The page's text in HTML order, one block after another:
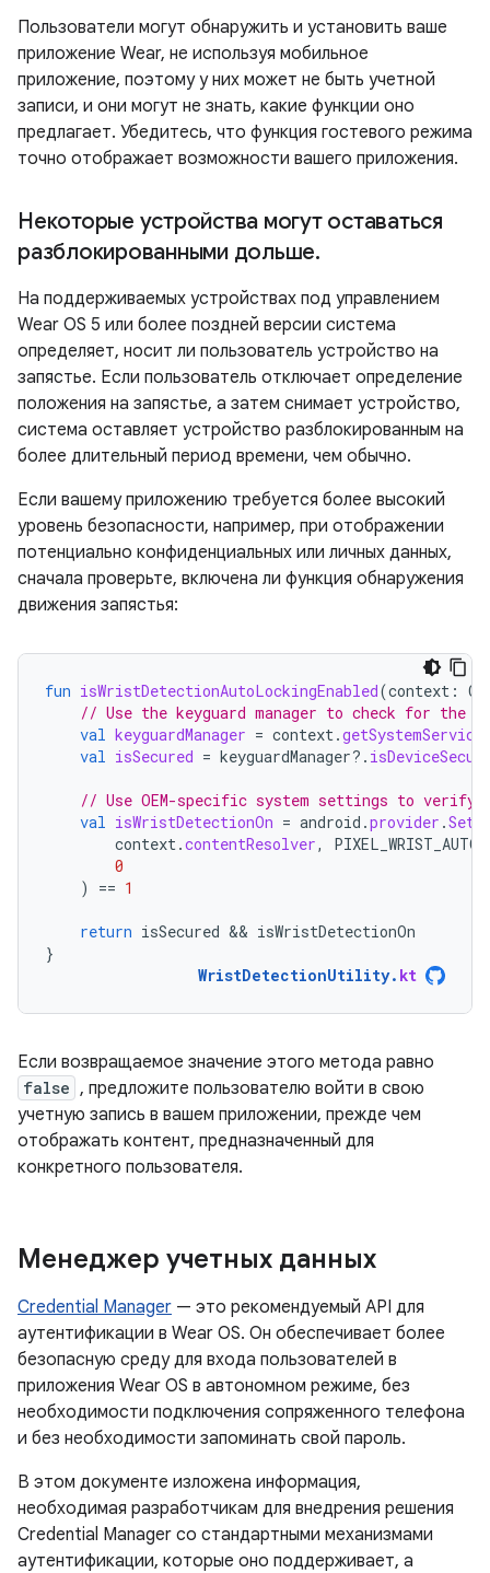
Пользователи могут обнаружить и установить ваше
приложение Wear, не используя мобильное
приложение, поэтому у них может не быть учетной
записи, и они могут не знать, какие функции оно
предлагает. Убедитесь, что функция гостевого режима
точно отображает возможности вашего приложения.
Некоторые устройства могут оставаться
разблокированными дольше.
На поддерживаемых устройствах под управлением
Wear OS 5 или более поздней версии система
определяет, носит ли пользователь устройство на
запястье. Если пользователь отключает определение
положения на запястье, а затем снимает устройство,
система оставляет устройство разблокированным на
более длительный период времени, чем обычно.
Если вашему приложению требуется более высокий
уровень безопасности, например, при отображении
потенциально конфиденциальных или личных данных,
сначала проверьте, включена ли функция обнаружения
движения запястья:
fun isWristDetectionAutoLockingEnabled(context :
// Use the keyguard manager to check for the
val keyguardManager = context.
val isSecured = keyguardManager?.
// Use OEM-specific system settings to verify
val isWristDetectionOn = android .provider .
context.contentResolver,
0
)
== 1
return isSecured && isWristDetectionOn
}
WristDetectionUtility. kt
Если возвращаемое значение этого метода равно
false , предложите пользователю войти в свою
учетную запись в вашем приложении, прежде чем
отображать контент, предназначенный для
конкретного пользователя.
Менеджер учетных данных
Credential Manager — это рекомендуемый API для
аутентификации в Wear OS. Он обеспечивает более
безопасную среду для входа пользователей в
приложения Wear OS в автономном режиме, без
необходимости подключения сопряженного телефона
и без необходимости запоминать свой пароль.
В этом документе изложена информация,
необходимая разработчикам для внедрения решения
Credential Manager со стандартными механизмами
аутентификации, которые оно поддерживает, а